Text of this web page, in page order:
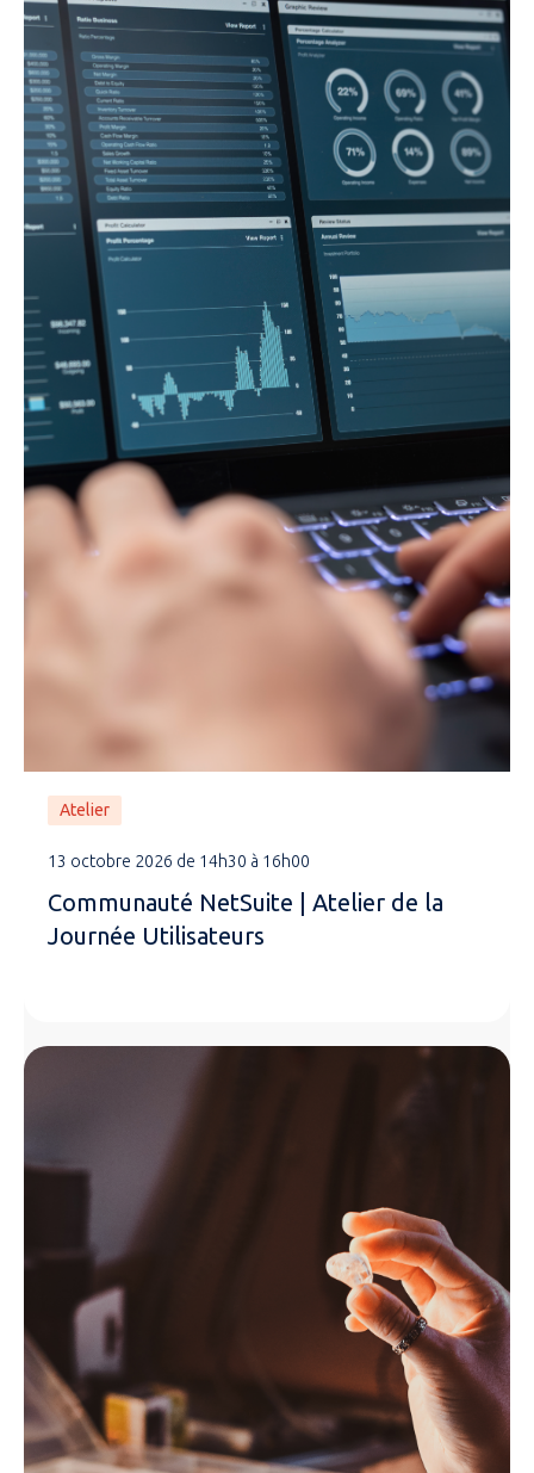
Atelier
13 octobre 2026 de 14h30 à 16h00
Communauté NetSuite | Atelier de la
Journée Utilisateurs